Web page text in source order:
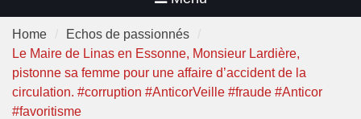
Home
Echos de passionnés
Le Maire de Linas en Essonne, Monsieur Lardière,
pistonne sa femme pour une affaire d’accident de la
circulation. #corruption #AnticorVeille #fraude #Anticor
#favoritisme